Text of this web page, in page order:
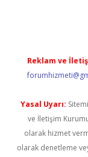
Reklam ve
Yasal Uyarı:
ve İletişim
olarak hizmet
olarak denetleme